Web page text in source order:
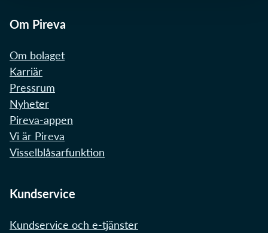
Om Pireva
Om bolaget
Karriär
Pressrum
Nyheter
Pireva-appen
Vi är Pireva
Visselblåsarfunktion
Kundservice
Kundservice och e-tjänster